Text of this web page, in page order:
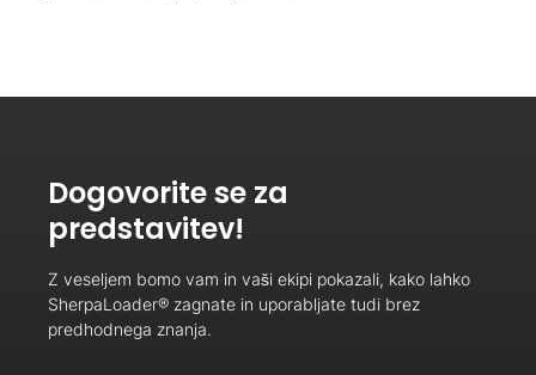
Dogovorite se za
predstavitev!
Z veseljem bomo vam in vaši ekipi pokazali, kako lahko
SherpaLoader® zagnate in uporabljate tudi brez
predhodnega znanja.